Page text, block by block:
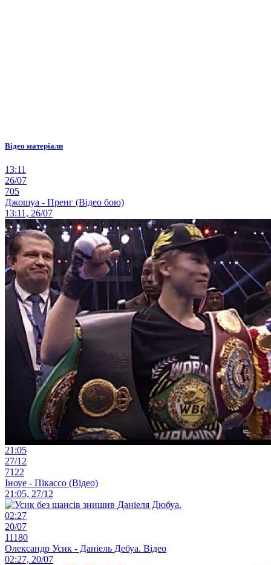
Відео матеріали
13:11
26/07
705
Джошуа - Пренг (Відео бою)
13:11, 26/07
21:05
27/12
7122
Іноуе - Пікассо (Відео)
21:05, 27/12
02:27
20/07
11180
Олександр Усик - Даніель Дебуа. Відео
02:27, 20/07